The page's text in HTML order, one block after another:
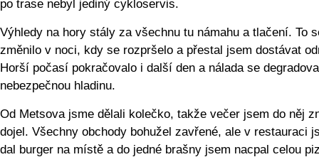
po trase nebyl jediný cykloservis.
Výhledy na hory stály za všechnu tu námahu a tlačení. To
změnilo v noci, kdy se rozpršelo a přestal jsem dostávat
Horší počasí pokračovalo i další den a nálada se
nebezpečnou hladinu.
Od Metsova jsme dělali kolečko, takže večer jsem do něj
dojel. Všechny obchody bohužel zavřené, ale v restauraci
dal burger na místě a do jedné brašny jsem nacpal celou